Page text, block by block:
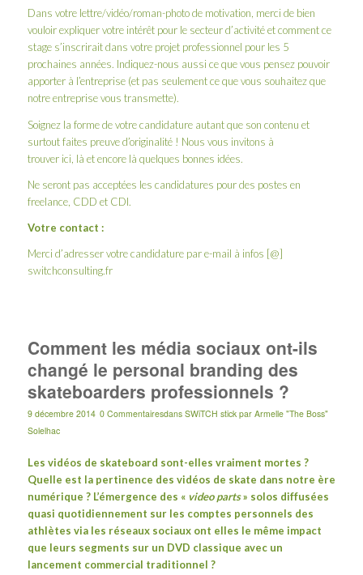
Dans votre lettre/vidéo/roman-photo de motivation, merci de bien
vouloir expliquer votre intérêt pour le secteur d’activité et comment ce
stage s’inscrirait dans votre projet professionnel pour les 5
prochaines années. Indiquez-nous aussi ce que vous pensez pouvoir
apporter à l’entreprise (et pas seulement ce que vous souhaitez que
notre entreprise vous transmette).
Soignez la forme de votre candidature autant que son contenu et
surtout faites preuve d’originalité ! Nous vous invitons à
trouver ici là etencore là quelques bonnes idées.
Ne seront pas acceptées les candidatures pour des postes en
freelance, CDD et CDI.
Votre contact :
Merci d’adresser votre candidature par e-mail à infos [@]
switchconsulting.fr
Comment les média sociaux ont-ils
changé le personal branding des
skateboarders professionnels ?
9 décembre 2014 0 Commentairesdans SWiTCH stick par Armelle "The Boss"
Solelhac
Les vidéos de skateboard sont-elles vraiment mortes ?
Quelle est la pertinence des vidéos de skate dans notre ère
numérique ? L’émergence des « video parts» solos diffusées
quasi quotidiennement sur les comptes personnels des
athlètes via les réseaux sociaux ont elles le même impact
que leurs segments sur un DVD classique avec un
lancement commercial traditionnel ?